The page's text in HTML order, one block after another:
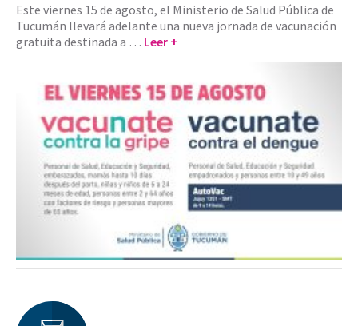
Este viernes 15 de agosto, el Ministerio de Salud Pública de
Tucumán llevará adelante una nueva jornada de vacunación
gratuita destinada a … Leer +